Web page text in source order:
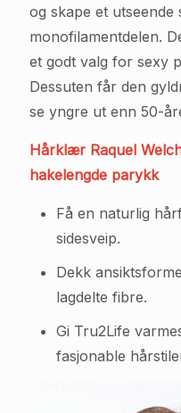
og skape et
monofilamentdelen.
et godt valg for sexy
Dessuten får den
se yngre ut enn 50-
Hårklær Raquel
hakelengde parykk
Få en naturlig
sidesveip.
Dekk
lagdelte fibre.
Gi Tru2Life
fasjonable